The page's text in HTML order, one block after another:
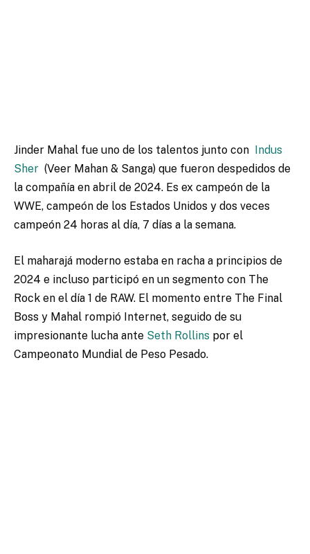
Jinder Mahal fue uno de los talentos junto con Indus
Sher (Veer Mahan & Sanga) que fueron despedidos de
la compañía en abril de 2024. Es ex campeón de la
WWE, campeón de los Estados Unidos y dos veces
campeón 24 horas al día, 7 días a la semana.
El maharajá moderno estaba en racha a principios de
2024 e incluso participó en un segmento con The
Rock en el día 1 de RAW. El momento entre The Final
Boss y Mahal rompió Internet, seguido de su
impresionante lucha ante Seth Rollins por el
Campeonato Mundial de Peso Pesado.